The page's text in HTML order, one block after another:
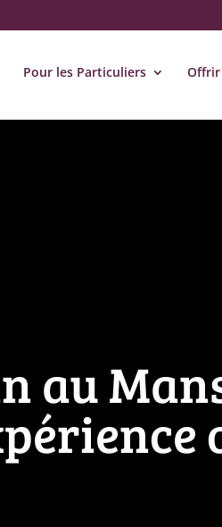
Pour les Particuliers Offrir
au